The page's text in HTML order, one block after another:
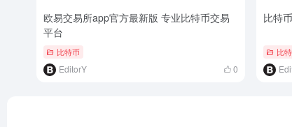
欧易交易所app官方最新版 专业比特币交易
平台
比特币
EditorY 0
比特
比